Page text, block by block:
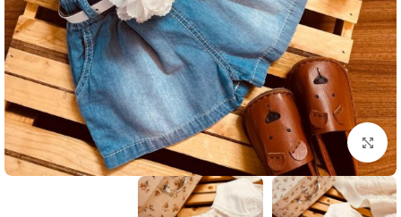
بزرگنمایی تصویر